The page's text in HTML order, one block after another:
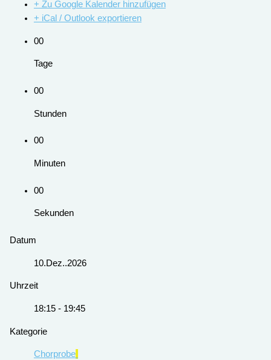
+ Zu Google Kalender hinzufügen
+ iCal / Outlook exportieren
00
Tage
00
Stunden
00
Minuten
00
Sekunden
Datum
10.Dez..2026
Uhrzeit
18:15 - 19:45
Kategorie
Chorprobe